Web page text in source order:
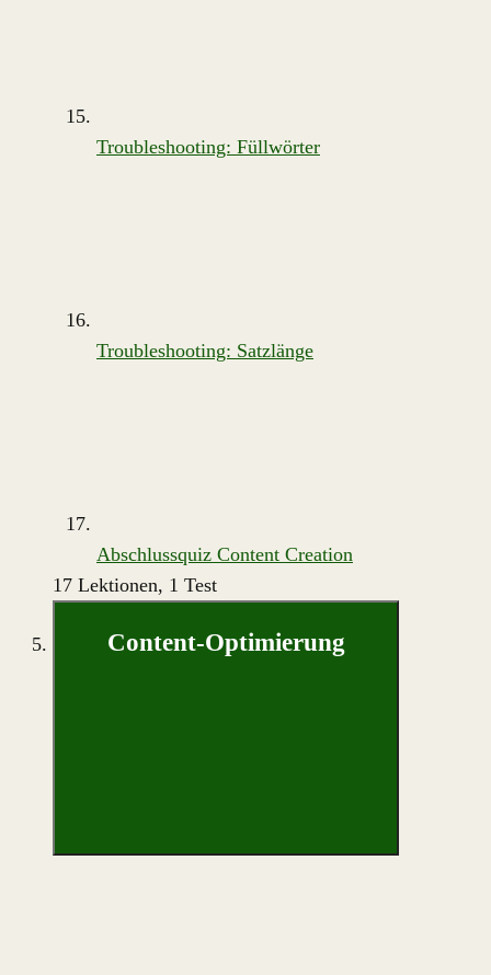
Troubleshooting: Füllwörter
Troubleshooting: Satzlänge
Abschlussquiz Content Creation
17 Lektionen, 1 Test
Content-Optimierung